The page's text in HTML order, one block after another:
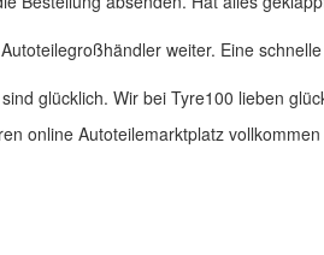
weiter. Eine
glücklich. Wir bei Tyre100 lieben
online Autoteilemarktplatz